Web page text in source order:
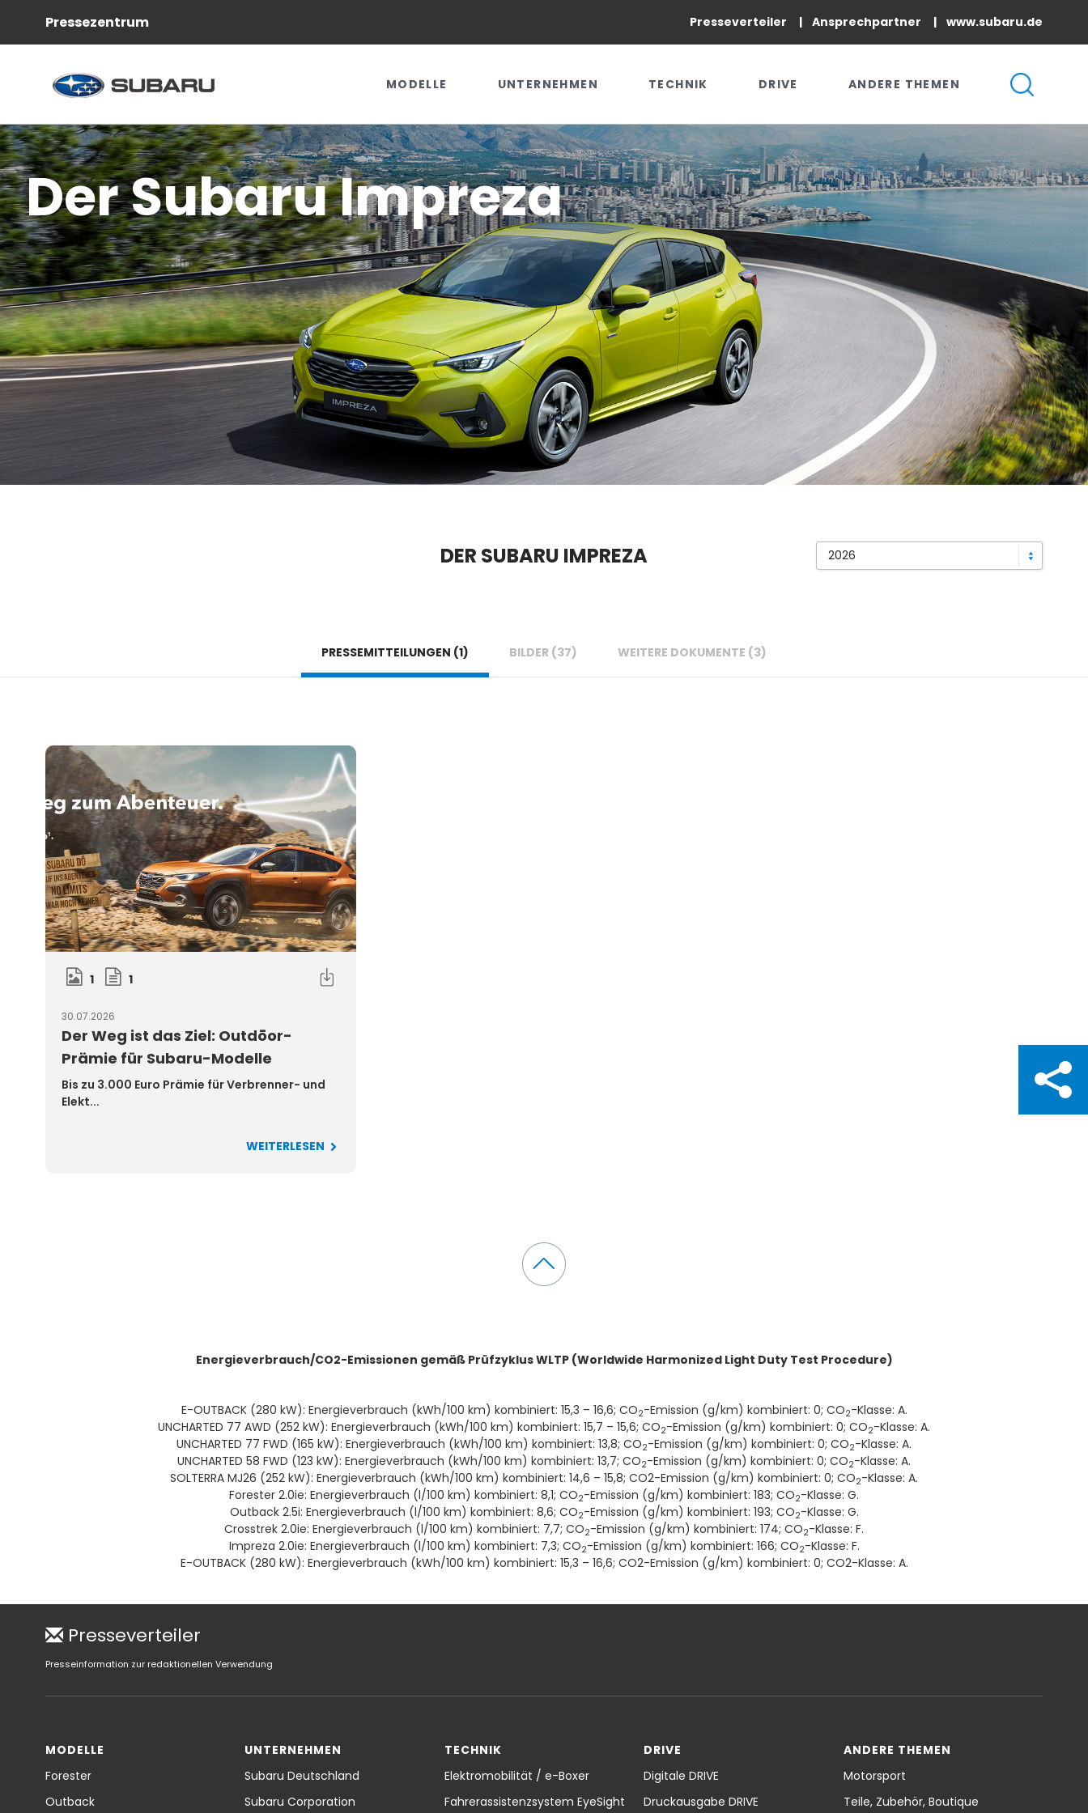
Pressezentrum Presseverteiler Ansprechpartner www.subaru.de
MODELLE UNTERNEHMEN TECHNIK DRIVE ANDERE THEMEN
Der Subaru Impreza
DER SUBARU IMPREZA
PRESSEMITTEILUNGEN (1) BILDER (37) WEITERE DOKUMENTE (3)
1 1
30.07.2026
Der Weg ist das Ziel: Outdōor-
Prämie für Subaru-Modelle
Bis zu 3.000 Euro Prämie für Verbrenner- und
Elekt...
WEITERLESEN
Energieverbrauch/CO2-Emissionen gemäß Prüfzyklus WLTP (Worldwide Harmonized Light Duty Test Procedure)
E-OUTBACK (280 kW): Energieverbrauch (kWh/100 km) kombiniert: 15,3 – 16,6; CO2-Emission (g/km) kombiniert: 0; CO2-Klasse: A.
UNCHARTED 77 AWD (252 kW): Energieverbrauch (kWh/100 km) kombiniert: 15,7 – 15,6; CO2-Emission (g/km) kombiniert: 0; CO2-Klasse: A.
UNCHARTED 77 FWD (165 kW): Energieverbrauch (kWh/100 km) kombiniert: 13,8; CO2-Emission (g/km) kombiniert: 0; CO2-Klasse: A.
UNCHARTED 58 FWD (123 kW): Energieverbrauch (kWh/100 km) kombiniert: 13,7; CO2-Emission (g/km) kombiniert: 0; CO2-Klasse: A.
SOLTERRA MJ26 (252 kW): Energieverbrauch (kWh/100 km) kombiniert: 14,6 – 15,8; CO2-Emission (g/km) kombiniert: 0; CO2-Klasse: A.
Forester 2.0ie: Energieverbrauch (l/100 km) kombiniert: 8,1; CO2-Emission (g/km) kombiniert: 183; CO2-Klasse: G.
Outback 2.5i: Energieverbrauch (l/100 km) kombiniert: 8,6; CO2-Emission (g/km) kombiniert: 193; CO2-Klasse: G.
Crosstrek 2.0ie: Energieverbrauch (l/100 km) kombiniert: 7,7; CO2-Emission (g/km) kombiniert: 174; CO2-Klasse: F.
Impreza 2.0ie: Energieverbrauch (l/100 km) kombiniert: 7,3; CO2-Emission (g/km) kombiniert: 166; CO2-Klasse: F.
E-OUTBACK (280 kW): Energieverbrauch (kWh/100 km) kombiniert: 15,3 – 16,6; CO2-Emission (g/km) kombiniert: 0; CO2-Klasse: A.
Presseverteiler
Presseinformation zur redaktionellen Verwendung
MODELLE
Forester
Outback
UNTERNEHMEN
Subaru Deutschland
Subaru Corporation
TECHNIK
Elektromobilität / e-Boxer
Fahrerassistenzsystem EyeSight
DRIVE
Digitale DRIVE
Druckausgabe DRIVE
ANDERE THEMEN
Motorsport
Teile, Zubehör, Boutique